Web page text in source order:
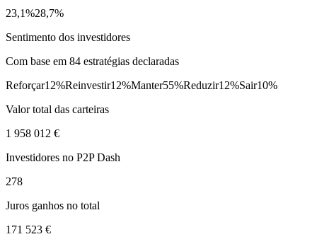
23,1%28,7%
Sentimento dos investidores
Com base em 84 estratégias declaradas
Reforçar12%Reinvestir12%Manter55%Reduzir12%Sair10%
Valor total das carteiras
1 958 012 €
Investidores no P2P Dash
278
Juros ganhos no total
171 523 €